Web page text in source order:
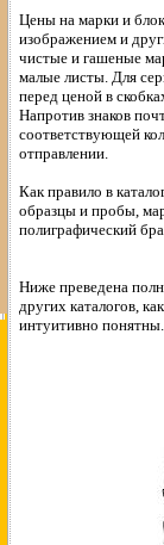
Цены на марки и
изображением и
чистые и гашеные
малые листы. Для
перед ценой в
Напротив знаков
соответствующей
отправлении.
Как правило в
образцы и пробы,
полиграфический
Ниже преведена
других каталогов,
интуитивно понятны.